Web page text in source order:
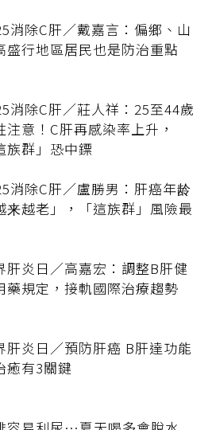
消除C肝／戴嘉言：偏鄉、山
盛行地區居民也是防治重點
消除C肝／莊人祥：25至44歲
注意！C肝再感染率上升，
族群」恐中鏢
消除C肝／盧勝男：肝癌年龄
来越老」，「這族群」風險最
肝炎日／高嘉宏：調整B肝健
藥規定，接軌國際治療趨勢
肝炎日／預防肝癌 B肝達功能
癒有3關鍵